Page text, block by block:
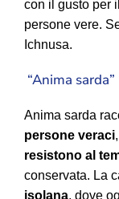
con il gusto per
persone vere.
Ichnusa.
“Anima sarda”
Anima sarda
persone veraci,
resistono al
conservata. La
isolana, dove